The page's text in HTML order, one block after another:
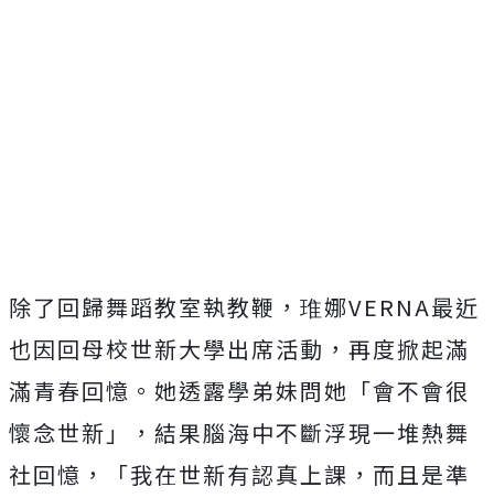
除了回歸舞蹈教室執教鞭，琟娜VERNA最近
也因回母校世新大學出席活動，再度掀起滿
滿青春回憶。她透露學弟妹問她「會不會很
懷念世新」，結果腦海中不斷浮現一堆熱舞
社回憶，「我在世新有認真上課，而且是準